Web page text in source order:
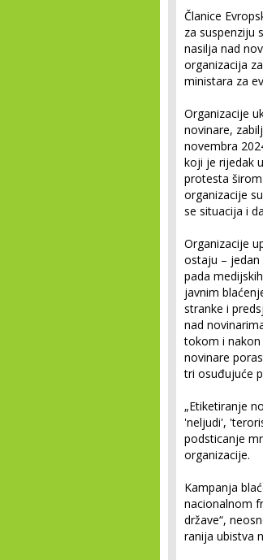
Članice
za suspenziju
nasilja nad
organizacija
ministara za
Organizacije
novinare,
novembra
koji je rijedak
protesta
organizacije
se situacija i
Organizacije
ostaju – jedan
pada
javnim
stranke i
nad
tokom i nakon
novinare
tri osuđujuće
„Etiketiranje
'neljudi',
podsticanje
organizacije.
Kampanja
nacionalnom
države“,
ranija ubistva